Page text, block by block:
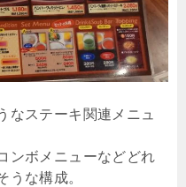
なステーキ関連メニュ
ンボメニューなどどれ
うな構成。